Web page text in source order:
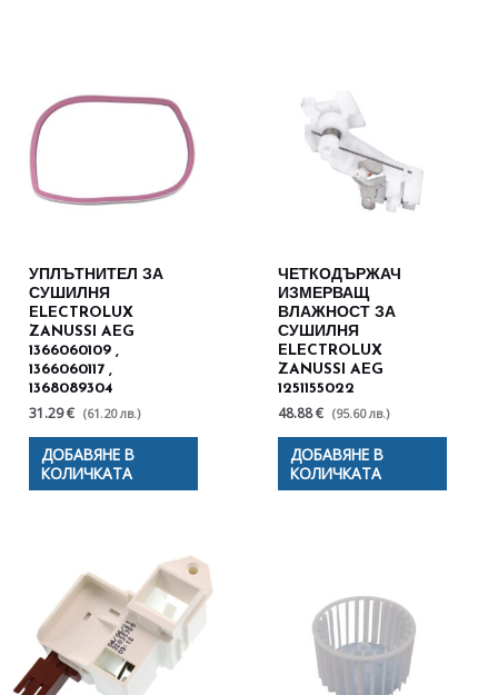
УПЛЪТНИТЕЛ ЗА
СУШИЛНЯ
ELECTROLUX
ZANUSSI AEG
1366060109 ,
1366060117 ,
1368089304
31.29 € (61.20 лв.)
ДОБАВЯНЕ В
КОЛИЧКАТА
ЧЕТКОДЪРЖАЧ
ИЗМЕРВАЩ
ВЛАЖНОСТ ЗА
СУШИЛНЯ
ELECTROLUX
ZANUSSI AEG
1251155022
48.88 € (95.60 лв.)
ДОБАВЯНЕ В
КОЛИЧКАТА